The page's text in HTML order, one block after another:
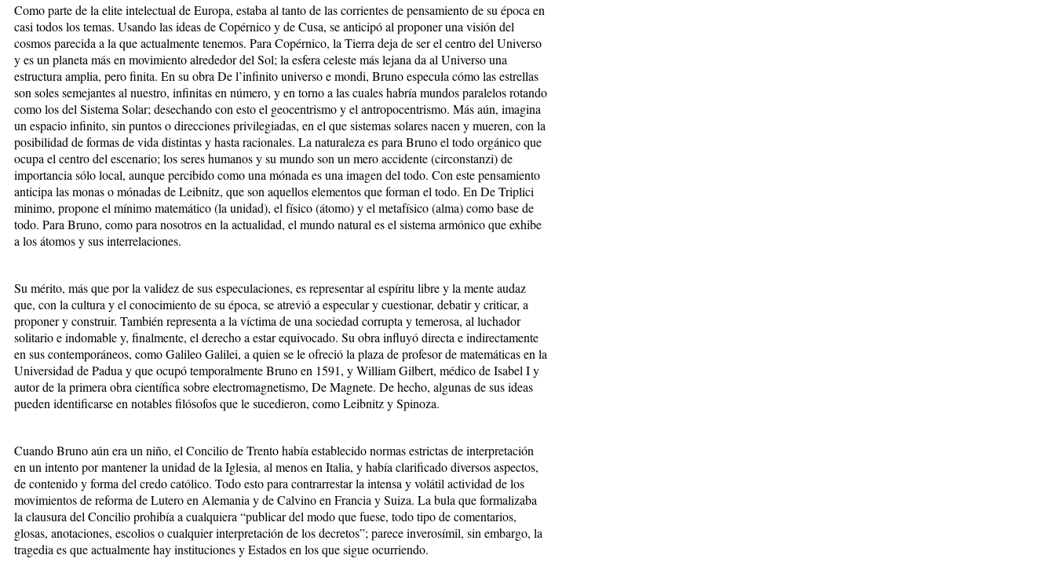
Como parte de la elite intelectual de Europa, estaba al tanto de las corrientes de pensamiento de su época en
casi todos los temas. Usando las ideas de Copérnico y de Cusa, se anticipó al proponer una visión del
cosmos parecida a la que actualmente tenemos. Para Copérnico, la Tierra deja de ser el centro del Universo
y es un planeta más en movimiento alrededor del Sol; la esfera celeste más lejana da al Universo una
estructura amplia, pero finita. En su obra De l’infinito universo e mondi, Bruno especula cómo las estrellas
son soles semejantes al nuestro, infinitas en número, y en torno a las cuales habría mundos paralelos rotando
como los del Sistema Solar; desechando con esto el geocentrismo y el antropocentrismo. Más aún, imagina
un espacio infinito, sin puntos o direcciones privilegiadas, en el que sistemas solares nacen y mueren, con la
posibilidad de formas de vida distintas y hasta racionales. La naturaleza es para Bruno el todo orgánico que
ocupa el centro del escenario; los seres humanos y su mundo son un mero accidente (circonstanzi) de
importancia sólo local, aunque percibido como una mónada es una imagen del todo. Con este pensamiento
anticipa las monas o mónadas de Leibnitz, que son aquellos elementos que forman el todo. En De Triplici
minimo, propone el mínimo matemático (la unidad), el físico (átomo) y el metafísico (alma) como base de
todo. Para Bruno, como para nosotros en la actualidad, el mundo natural es el sistema armónico que exhibe
a los átomos y sus interrelaciones.
Su mérito, más que por la validez de sus especulaciones, es representar al espíritu libre y la mente audaz
que, con la cultura y el conocimiento de su época, se atrevió a especular y cuestionar, debatir y criticar, a
proponer y construir. También representa a la víctima de una sociedad corrupta y temerosa, al luchador
solitario e indomable y, finalmente, el derecho a estar equivocado. Su obra influyó directa e indirectamente
en sus contemporáneos, como Galileo Galilei, a quien se le ofreció la plaza de profesor de matemáticas en la
Universidad de Padua y que ocupó temporalmente Bruno en 1591, y William Gilbert, médico de Isabel I y
autor de la primera obra científica sobre electromagnetismo, De Magnete. De hecho, algunas de sus ideas
pueden identificarse en notables filósofos que le sucedieron, como Leibnitz y Spinoza.
Cuando Bruno aún era un niño, el Concilio de Trento había establecido normas estrictas de interpretación
en un intento por mantener la unidad de la Iglesia, al menos en Italia, y había clarificado diversos aspectos,
de contenido y forma del credo católico. Todo esto para contrarrestar la intensa y volátil actividad de los
movimientos de reforma de Lutero en Alemania y de Calvino en Francia y Suiza. La bula que formalizaba
la clausura del Concilio prohibía a cualquiera “publicar del modo que fuese, todo tipo de comentarios,
glosas, anotaciones, escolios o cualquier interpretación de los decretos”; parece inverosímil, sin embargo, la
tragedia es que actualmente hay instituciones y Estados en los que sigue ocurriendo.